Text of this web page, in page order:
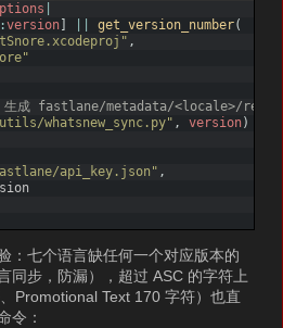
:version get_version_number(
,
生成 fastlane/metadata/<locale>/
whatsnew_sync.py" , version)
api_key.json" ,
：七个语言缺任何一个对应版本的
同步，防漏），超过 ASC 的字符上
Promotional Text 170 字符）也直
令：